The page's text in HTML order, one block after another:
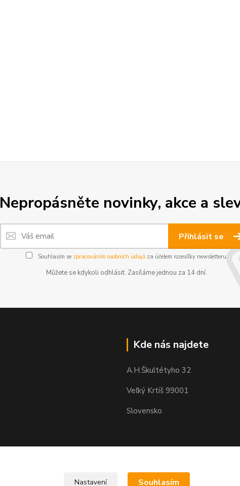
Nepropásněte novinky, akce a
Přihlásit se
Souhlasím se zpracováním osobních údajůza účelem rozesílky newsletteru.
Můžete se kdykoli odhlásit. Zasíláme jednou za 14 dní.
Kde nás najdete
A.H.Škultétyho 32
Veľký Krtíš 99001
Slovensko
Nastavení Souhlasím